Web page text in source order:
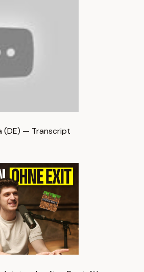
(DE) — Transcript